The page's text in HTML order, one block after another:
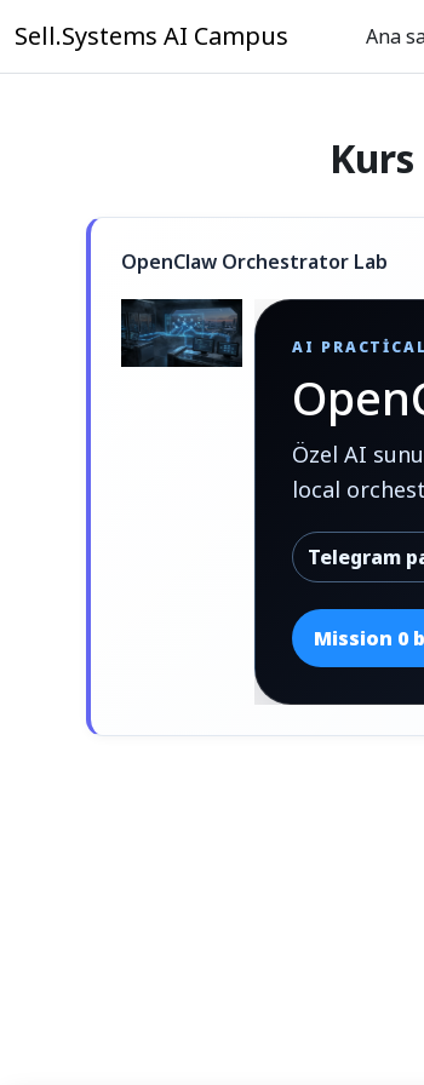
Sell.Systems AI Campus Ana
OpenClaw Orchestrator Lab
AI
Özel AI
local
Telegram
Mission 0